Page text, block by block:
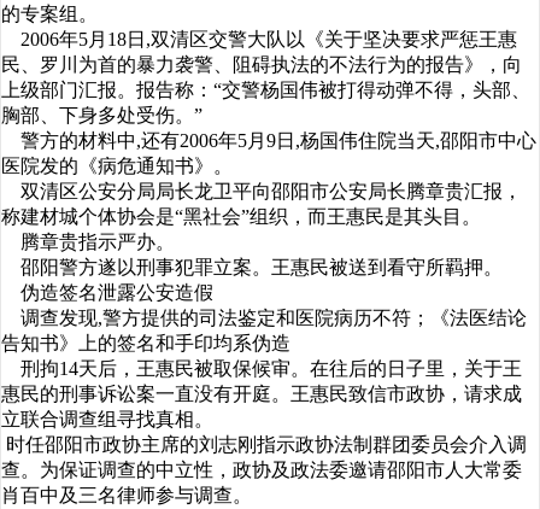
的专案组。
2006年5月18日,双清区交警大队以《关于坚决要求严惩王惠
民、罗川为首的暴力袭警、阻碍执法的不法行为的报告》，向
上级部门汇报。报告称：“交警杨国伟被打得动弹不得，头部、
胸部、下身多处受伤。”
警方的材料中,还有2006年5月9日,杨国伟住院当天,邵阳市中心
医院发的《病危通知书》。
双清区公安分局局长龙卫平向邵阳市公安局长腾章贵汇报，
称建材城个体协会是“黑社会”组织，而王惠民是其头目。
腾章贵指示严办。
邵阳警方遂以刑事犯罪立案。王惠民被送到看守所羁押。
伪造签名泄露公安造假
调查发现,警方提供的司法鉴定和医院病历不符；《法医结论
告知书》上的签名和手印均系伪造
刑拘14天后，王惠民被取保候审。在往后的日子里，关于王
惠民的刑事诉讼案一直没有开庭。王惠民致信市政协，请求成
立联合调查组寻找真相。
时任邵阳市政协主席的刘志刚指示政协法制群团委员会介入调
查。为保证调查的中立性，政协及政法委邀请邵阳市人大常委
肖百中及三名律师参与调查。